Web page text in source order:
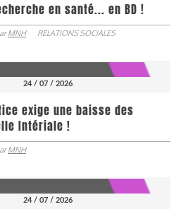
en santé... en BD !
MNH RELATIONS SOCIALES
24 / 07 / 2026
exige une baisse des
Intériale !
MNH
24 / 07 / 2026